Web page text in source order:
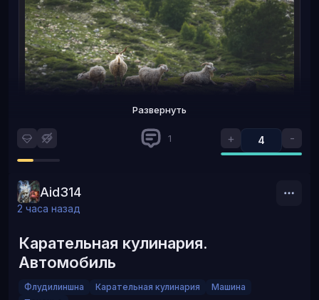
Развернуть
+ 4 -
1
Aid314
2 часа назад
Карательная кулинария.
Автомобиль
Флудилиншна Карательная кулинария
Машина